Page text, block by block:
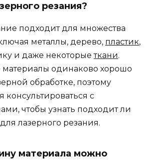
резания?
подходит для множества
металлы, дерево, пластик,
и даже некоторыеткани.
одинаково хорошо
обработке, поэтому
консультироваться с
чтобы узнать подходит ли
лазерного резания.
материала можно